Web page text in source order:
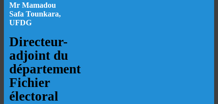
Mr Mamadou
Safa Tounkara,
UFDG
Directeur-
adjoint du
département
Fichier
électoral